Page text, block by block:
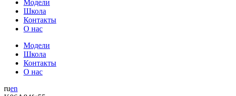
Модели
Школа
Контакты
О нас
Модели
Школа
Контакты
О нас
ruen